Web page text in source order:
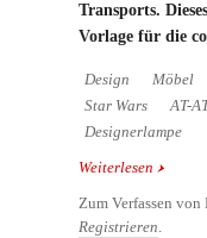
Transports.
Vorlage für die
Design Möbel
Star Wars
AT-
Designerlampe
Weiterlesen über
Zum Verfassen
Registrieren.